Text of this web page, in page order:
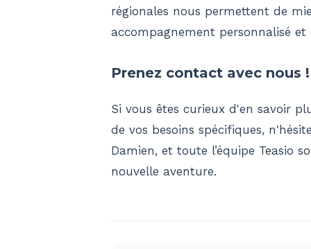
régionales nous permettent de
accompagnement personnalisé
Prenez contact avec nous !
Si vous êtes curieux d'en savoir
de vos besoins spécifiques,
Damien, et toute l’équipe Teasio
nouvelle aventure.